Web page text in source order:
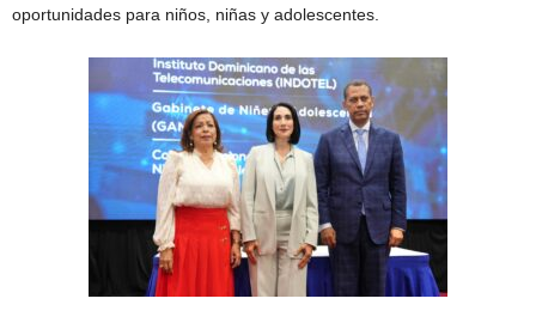
oportunidades para niños, niñas y adolescentes.